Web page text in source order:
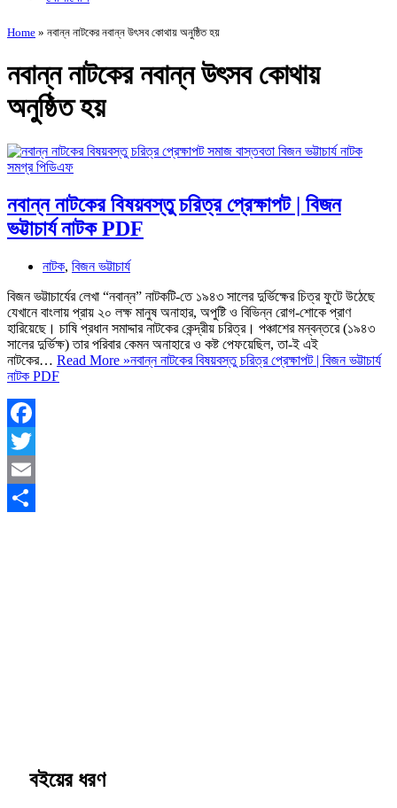
Home » নবান্ন নাটকের নবান্ন উৎসব কোথায় অনুষ্ঠিত হয়
নবান্ন নাটকের নবান্ন উৎসব কোথায়
অনুষ্ঠিত হয়
নবান্ন নাটকের বিষয়বস্তু চরিত্র প্রেক্ষাপট | বিজন
ভট্টাচার্য নাটক PDF
নাটক, বিজন ভট্টাচার্য
বিজন ভট্টাচার্যের লেখা “নবান্ন” নাটকটি-তে ১৯৪৩ সালের দুর্ভিক্ষের চিত্র ফুটে উঠেছে
যেখানে বাংলায় প্রায় ২০ লক্ষ মানুষ অনাহার, অপুষ্টি ও বিভিন্ন রোগ-শোকে প্রাণ
হারিয়েছে। চাষি প্রধান সমাদ্দার নাটকের কেন্দ্রীয় চরিত্র। পঞ্চাশের মন্বন্তরে (১৯৪৩
সালের দুর্ভিক্ষ) তার পরিবার কেমন অনাহারে ও কষ্ট পেফয়েছিল, তা-ই এই
নাটকের… Read More »নবান্ন নাটকের বিষয়বস্তু চরিত্র প্রেক্ষাপট | বিজন ভট্টাচার্য
নাটক PDF
Facebook
Twitter
Email
বইয়ের ধরণ